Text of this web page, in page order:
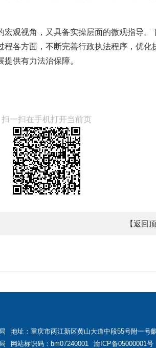
观视角，又具备实操层面的微观指导
各方面，不断完善行政执法程序，优
供有力法治保障。
扫一扫在手机打开当前页
【返回
地址：重庆市两江新区黄山大道中段55号附一号
网站标识码：bm07240001 渝ICP备05000001号